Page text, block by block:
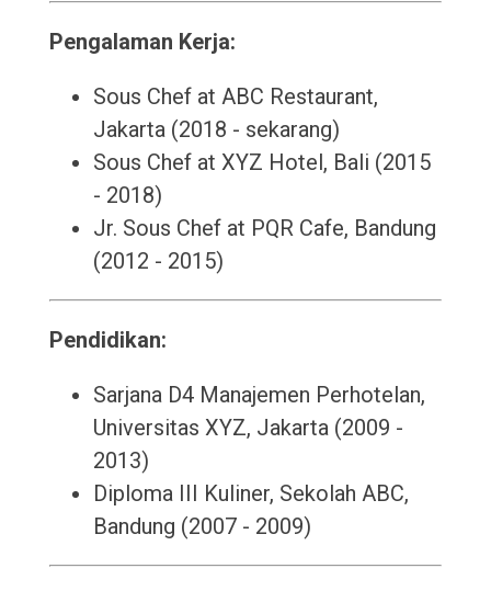
Pengalaman Kerja:
Sous Chef at ABC Restaurant,
Jakarta (2018 - sekarang)
Sous Chef at XYZ Hotel, Bali (2015
- 2018)
Jr. Sous Chef at PQR Cafe, Bandung
(2012 - 2015)
Pendidikan:
Sarjana D4 Manajemen Perhotelan,
Universitas XYZ, Jakarta (2009 -
2013)
Diploma III Kuliner, Sekolah ABC,
Bandung (2007 - 2009)